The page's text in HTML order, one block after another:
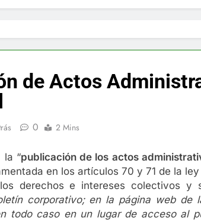
de Actos
0 2 Mins
la “publicación de los actos
en los artículos 70 y 71 de la
derechos e intereses colectivos y
corporativo; en la página web de
todo caso en un lugar de acceso al